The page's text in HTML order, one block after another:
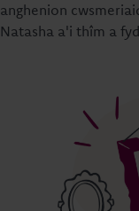
anghenion
Natasha a'i thîm a